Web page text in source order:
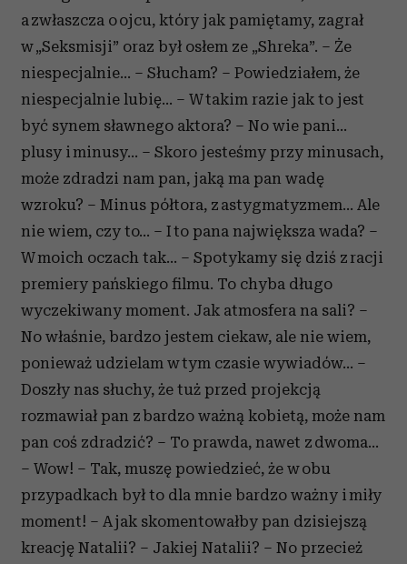
a zwłaszcza o ojcu, który jak pamiętamy, zagrał
w „Seksmisji” oraz był osłem ze „Shreka”. – Że
niespecjalnie... – Słucham? – Powiedziałem, że
niespecjalnie lubię... – W takim razie jak to jest
być synem sławnego aktora? – No wie pani...
plusy i minusy... – Skoro jesteśmy przy minusach,
może zdradzi nam pan, jaką ma pan wadę
wzroku? – Minus półtora, z astygmatyzmem... Ale
nie wiem, czy to... – I to pana największa wada? –
W moich oczach tak... – Spotykamy się dziś z racji
premiery pańskiego filmu. To chyba długo
wyczekiwany moment. Jak atmosfera na sali? –
No właśnie, bardzo jestem ciekaw, ale nie wiem,
ponieważ udzielam w tym czasie wywiadów... –
Doszły nas słuchy, że tuż przed projekcją
rozmawiał pan z bardzo ważną kobietą, może nam
pan coś zdradzić? – To prawda, nawet z dwoma...
– Wow! – Tak, muszę powiedzieć, że w obu
przypadkach był to dla mnie bardzo ważny i miły
moment! – A jak skomentowałby pan dzisiejszą
kreację Natalii? – Jakiej Natalii? – No przecież